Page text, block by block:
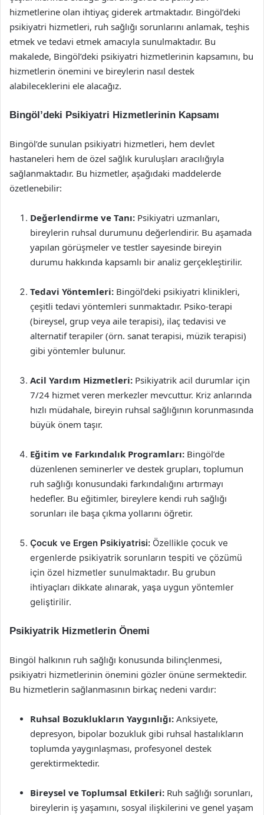
hizmetlerine olan ihtiyaç giderek artmaktadır. Bingöl’deki
psikiyatri hizmetleri, ruh sağlığı sorunlarını anlamak, teşhis
etmek ve tedavi etmek amacıyla sunulmaktadır. Bu
makalede, Bingöl’deki psikiyatri hizmetlerinin kapsamını, bu
hizmetlerin önemini ve bireylerin nasıl destek
alabileceklerini ele alacağız.
Bingöl’deki Psikiyatri Hizmetlerinin Kapsamı
Bingöl’de sunulan psikiyatri hizmetleri, hem devlet
hastaneleri hem de özel sağlık kuruluşları aracılığıyla
sağlanmaktadır. Bu hizmetler, aşağıdaki maddelerde
özetlenebilir:
Değerlendirme ve Tanı: Psikiyatri uzmanları,
bireylerin ruhsal durumunu değerlendirir. Bu aşamada
yapılan görüşmeler ve testler sayesinde bireyin
durumu hakkında kapsamlı bir analiz gerçekleştirilir.
Tedavi Yöntemleri: Bingöl’deki psikiyatri klinikleri,
çeşitli tedavi yöntemleri sunmaktadır. Psiko-terapi
(bireysel, grup veya aile terapisi), ilaç tedavisi ve
alternatif terapiler (örn. sanat terapisi, müzik terapisi)
gibi yöntemler bulunur.
Acil Yardım Hizmetleri: Psikiyatrik acil durumlar için
7/24 hizmet veren merkezler mevcuttur. Kriz anlarında
hızlı müdahale, bireyin ruhsal sağlığının korunmasında
büyük önem taşır.
Eğitim ve Farkındalık Programları: Bingöl’de
düzenlenen seminerler ve destek grupları, toplumun
ruh sağlığı konusundaki farkındalığını artırmayı
hedefler. Bu eğitimler, bireylere kendi ruh sağlığı
sorunları ile başa çıkma yollarını öğretir.
Çocuk ve Ergen Psikiyatrisi: Özellikle çocuk ve
ergenlerde psikiyatrik sorunların tespiti ve çözümü
için özel hizmetler sunulmaktadır. Bu grubun
ihtiyaçları dikkate alınarak, yaşa uygun yöntemler
geliştirilir.
Psikiyatrik Hizmetlerin Önemi
Bingöl halkının ruh sağlığı konusunda bilinçlenmesi,
psikiyatri hizmetlerinin önemini gözler önüne sermektedir.
Bu hizmetlerin sağlanmasının birkaç nedeni vardır:
Ruhsal Bozuklukların Yaygınlığı: Anksiyete,
depresyon, bipolar bozukluk gibi ruhsal hastalıkların
toplumda yaygınlaşması, profesyonel destek
gerektirmektedir.
Bireysel ve Toplumsal Etkileri: Ruh sağlığı sorunları,
bireylerin iş yaşamını, sosyal ilişkilerini ve genel yaşam